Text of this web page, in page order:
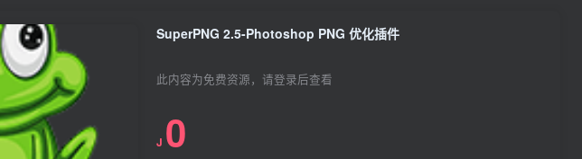
SuperPNG 2.5-Photoshop PNG 优化插件
此内容为免费资源，请登录后查看
J 0